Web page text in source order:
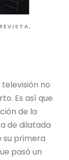
,
no
Es así que
de la
de dilatada
su primera
pasó un